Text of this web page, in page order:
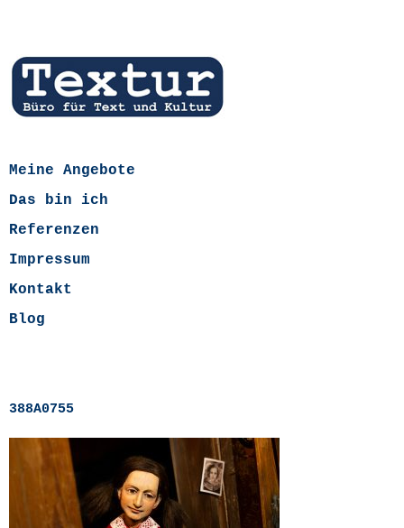
Meine Angebote
Das bin ich
Referenzen
Impressum
Kontakt
Blog
388A0755